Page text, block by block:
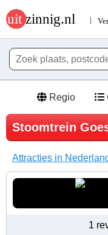
Regio
Stoomtrein
Attracties in
1